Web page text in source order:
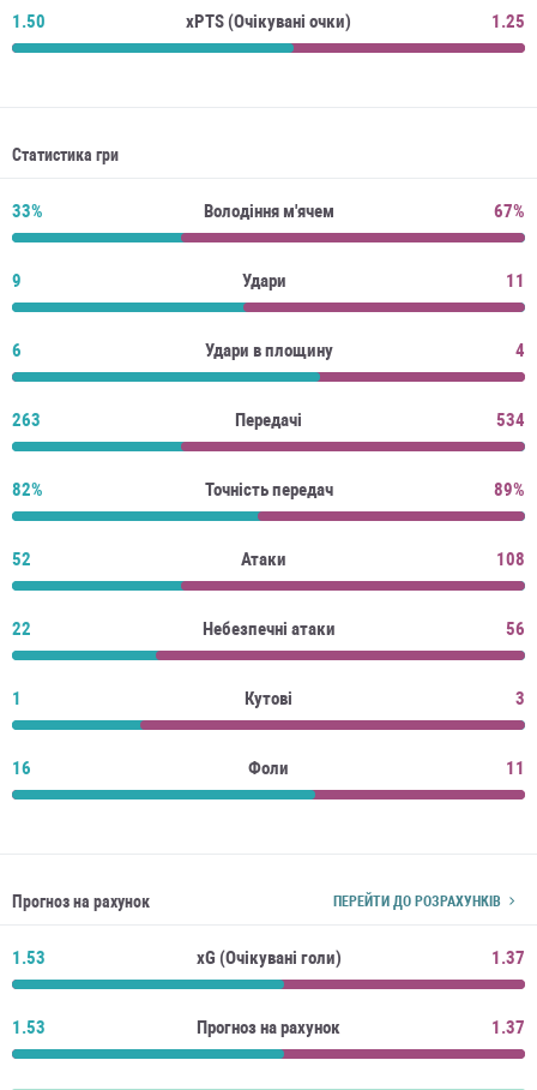
1.50 xPTS (Очікувані очки) 1.25
Статистика гри
33% Володіння м'ячем 67%
9 Удари 11
6 Удари в площину 4
263 Передачі 534
82% Точність передач 89%
52 Атаки 108
22 Небезпечні атаки 56
1 Кутові 3
16 Фоли 11
Прогноз на рахунок ПЕРЕЙТИ ДО РОЗРАХУНКІВ
1.53 xG (Очікувані голи) 1.37
1.53 Прогноз на рахунок 1.37